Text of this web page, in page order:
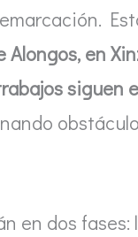
en
siguen
en dos